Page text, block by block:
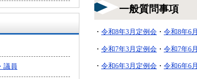
議員
一般質問事項
・ 令和8年3月定例会 ・ 令和8年6
・ 令和7年3月定例会 ・ 令和7年6
・ 令和6年3月定例会 ・ 令和6年6